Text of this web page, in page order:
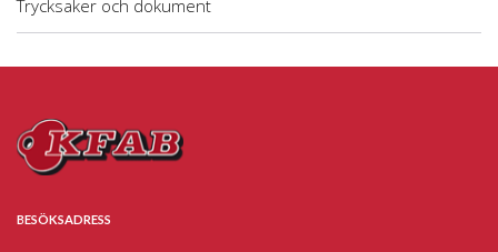
Trycksaker och dokument
BESÖKSADRESS